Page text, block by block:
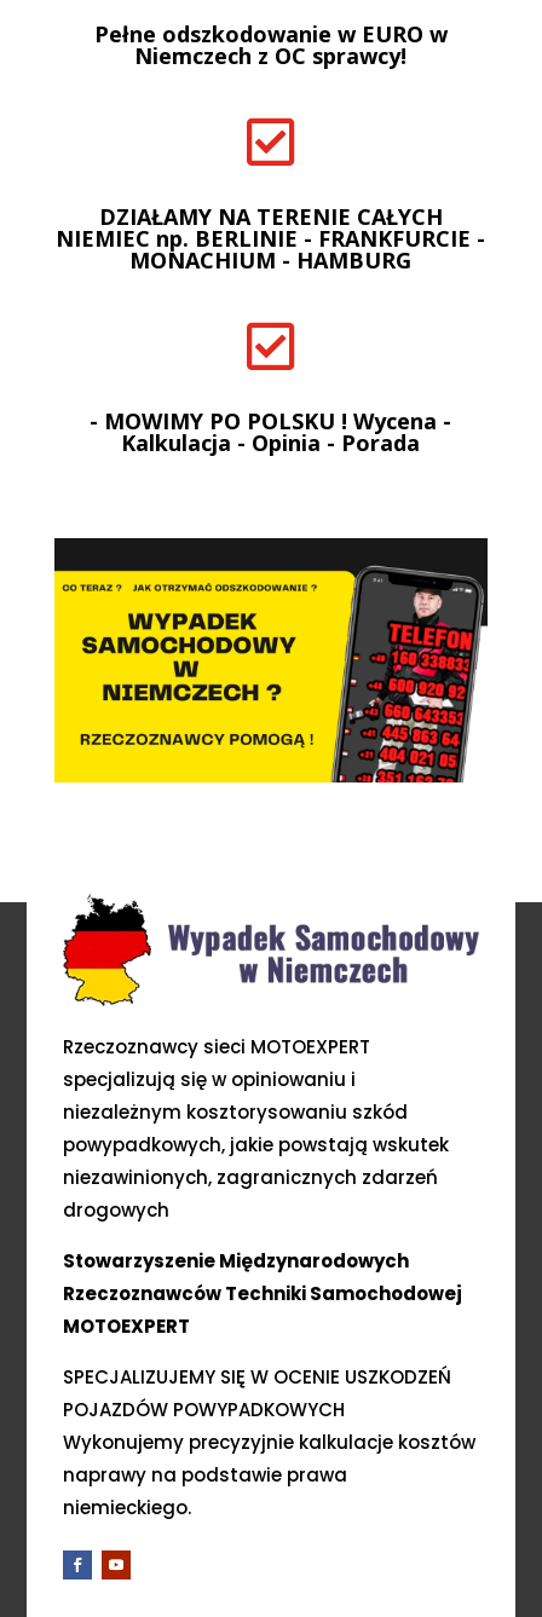
Pełne odszkodowanie w EURO w
Niemczech z OC sprawcy!

DZIAŁAMY NA TERENIE CAŁYCH
NIEMIEC np. BERLINIE - FRANKFURCIE -
MONACHIUM - HAMBURG

- MOWIMY PO POLSKU ! Wycena -
Kalkulacja - Opinia - Porada
Rzeczoznawcy sieci MOTOEXPERT
specjalizują się w opiniowaniu i
niezależnym kosztorysowaniu szkód
powypadkowych, jakie powstają wskutek
niezawinionych, zagranicznych zdarzeń
drogowych
Stowarzyszenie Międzynarodowych
Rzeczoznawców Techniki Samochodowej
MOTOEXPERT
SPECJALIZUJEMY SIĘ W OCENIE USZKODZEŃ
POJAZDÓW POWYPADKOWYCH
Wykonujemy precyzyjnie kalkulacje kosztów
naprawy na podstawie prawa
niemieckiego.